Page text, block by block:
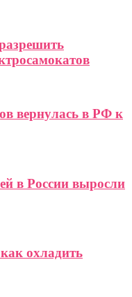
вернулась в РФ к
в России выросли
охладить